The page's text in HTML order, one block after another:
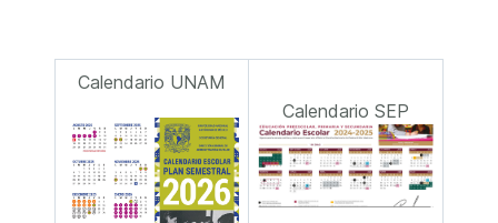
Calendario UNAM
Calendario SEP